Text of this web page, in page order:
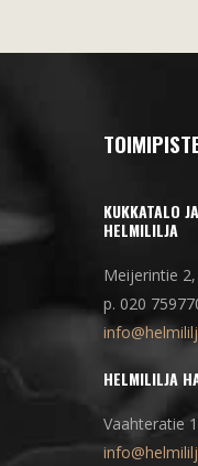
KUKKATALO
HELMILILJA
Meijerintie
p. 020
HELMILILJA
Vaahteratie